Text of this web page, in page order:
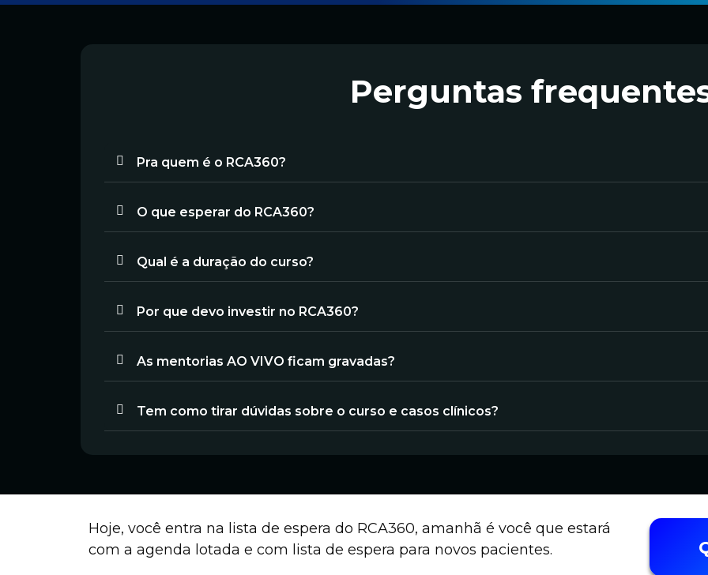
Perguntas
Pra quem é o RCA360?
O que esperar do RCA360?
Qual é a duração do curso?
Por que devo investir no RCA360?
As mentorias AO VIVO ficam gravadas?
Tem como tirar dúvidas sobre o curso e casos clínicos?
Hoje, você entra na lista de espera do RCA360, amanhã é você que estará
com a agenda lotada e com lista de espera para novos pacientes.